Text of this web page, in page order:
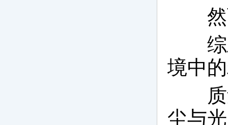
然而
综上
境中
质量
尘与